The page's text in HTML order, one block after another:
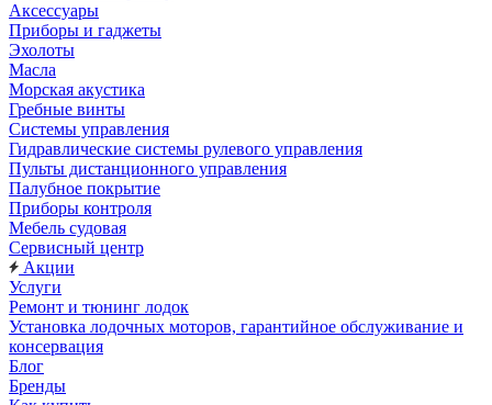
Аксессуары
Приборы и гаджеты
Эхолоты
Масла
Морская акустика
Гребные винты
Системы управления
Гидравлические системы рулевого управления
Пульты дистанционного управления
Палубное покрытие
Приборы контроля
Мебель судовая
Сервисный центр
Акции
Услуги
Ремонт и тюнинг лодок
Установка лодочных моторов, гарантийное обслуживание и
консервация
Блог
Бренды